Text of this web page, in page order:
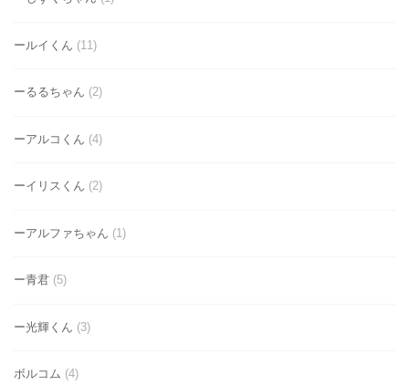
ールイくん (11)
ーるるちゃん (2)
ーアルコくん (4)
ーイリスくん (2)
ーアルファちゃん (1)
ー青君 (5)
ー光輝くん (3)
ボルコム (4)